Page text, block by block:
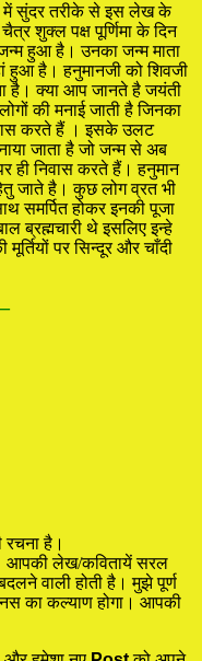
में सुंदर तरीके से इस लेख के
शुक्ल पक्ष पूर्णिमा के दिन
हुआ है। उनका जन्म माता
हुआ है। हनुमानजी को शिवजी
है। क्या आप जानते है जयंती
की मनाई जाती है जिनका
करते हैं । इसके उलट
जाता है जो जन्म से अब
ही निवास करते हैं। हनुमान
जाते है। कुछ लोग व्रत भी
समर्पित होकर इनकी पूजा
ब्रह्मचारी थे इसलिए इन्हे
पर सिन्दूर और चाँदी
रचना है।
आपकी लेख/कवितायें सरल
वाली होती है। मुझे पूर्ण
का कल्याण होगा। आपकी